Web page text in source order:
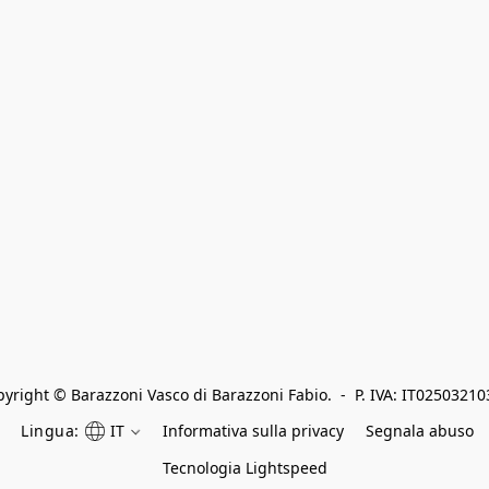
© Barazzoni Vasco di Barazzoni Fabio.  -  P. IVA:
Lingua:
IT Informativa sulla privacy
Segnala abuso
Tecnologia Lightspeed